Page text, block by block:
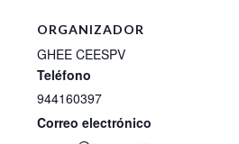
ORGANIZADOR
GHEE CEESPV
Teléfono
944160397
Correo electrónico